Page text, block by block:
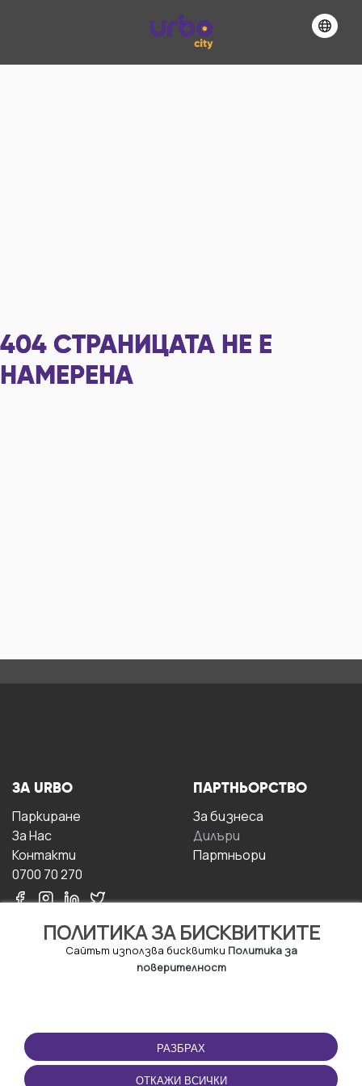
404 СТРАНИЦАТА НЕ Е
НАМЕРЕНА
ПОЛИТИКА ЗА БИСКВИТКИТЕ
Сайтът използва бисквитки Политика за
поверителност
РАЗБРАХ
ОТКАЖИ ВСИЧКИ
ЗА URBO
Паркиране
За Hас
Контакти
0700 70 270
ПАРТНЬОРСТВО
За бизнесa
Дилъри
Партньори
ПОЛЗВАНЕ
Правила и условия за
ползване
ПРИЛОЖЕНИЕТО